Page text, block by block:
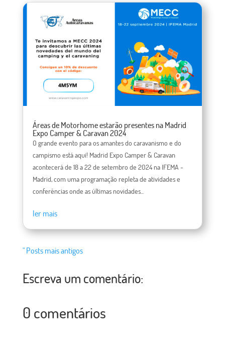
Áreas de Motorhome estarão presentes na Madrid
Expo Camper & Caravan 2024
O grande evento para os amantes do caravanismo e do
campismo está aqui! Madrid Expo Camper & Caravan
acontecerá de 18 a 22 de setembro de 2024 na IFEMA -
Madrid, com uma programação repleta de atividades e
conferências onde as últimas novidades...
ler mais
" Posts mais antigos
Escreva um comentário:
0 comentários